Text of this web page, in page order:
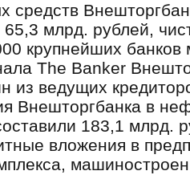
средств
65,3 млрд. рублей,
крупнейших банков
The Banker
из ведущих
Внешторгбанка в
183,1 млрд.
вложения в